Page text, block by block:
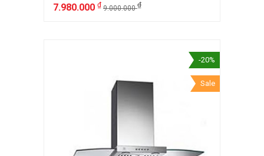
7.980.000 ₫ 9.000.000₫
-20%
Sale